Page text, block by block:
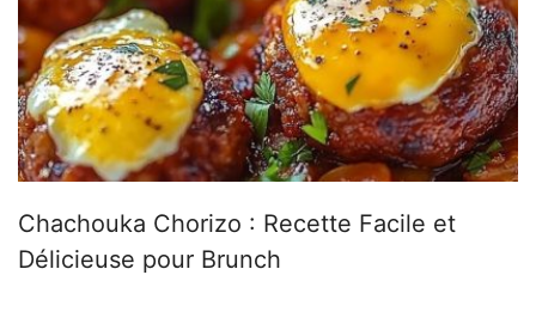
Chachouka Chorizo : Recette Facile et
Délicieuse pour Brunch